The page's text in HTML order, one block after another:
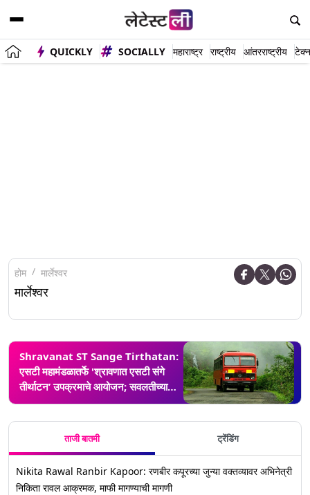
QUICKLY SOCIALLY महाराष्ट्र राष्ट्रीय आंतरराष्ट्रीय
होम मार्लेश्वर
मार्लेश्वर
Shravanat ST Sange Tirthatan:
एसटी महामंडळातर्फे 'श्रावणात एसटी संगे
तीर्थाटन’ उपक्रमाचे आयोजन; सवलतीच्या
दरात राज्यातील तीर्थक्षेत्रांना भेट देण्याची संधी
ताजी बातमी ट्रेंडिंग
Nikita Rawal Ranbir Kapoor: रणबीर कपूरच्या जुन्या वक्तव्यावर अभिनेत्री
निकिता रावल आक्रमक, माफी मागण्याची मागणी